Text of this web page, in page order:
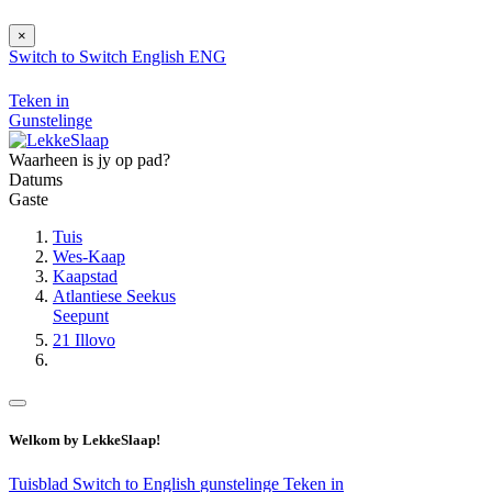
×
Switch to Switch English ENG
Teken in
Gunstelinge
Waarheen is jy op pad?
Datums
Gaste
Tuis
Wes-Kaap
Kaapstad
Atlantiese Seekus
Seepunt
21 Illovo
Welkom by LekkeSlaap!
Tuisblad Switch to English gunstelinge Teken in